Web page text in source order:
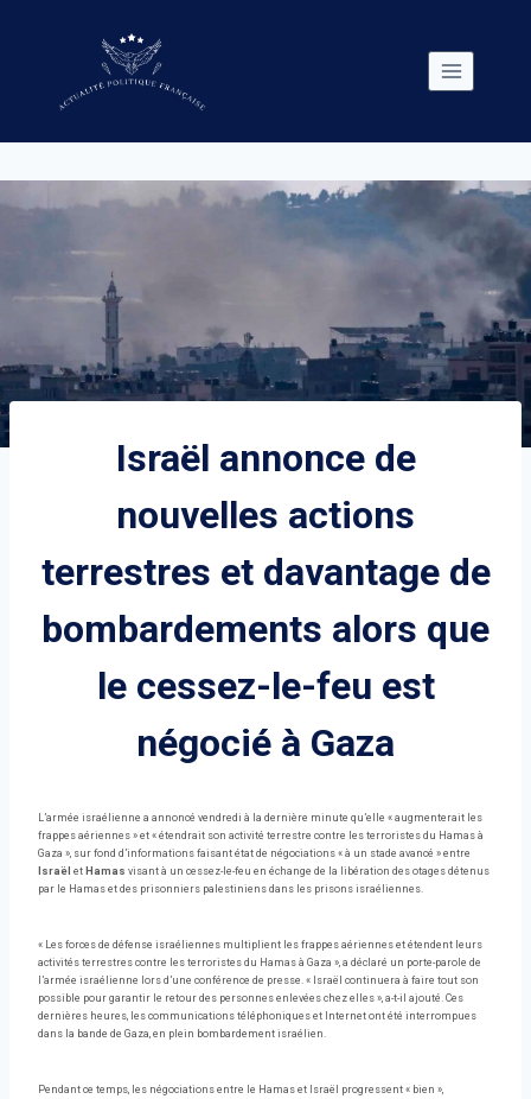
Israël annonce de
nouvelles actions
terrestres et davantage de
bombardements alors que
le cessez-le-feu est
négocié à Gaza
L’armée israélienne a annoncé vendredi à la dernière minute qu’elle « augmenterait les
frappes aériennes » et « étendrait son activité terrestre contre les terroristes du Hamas à
Gaza », sur fond d’informations faisant état de négociations « à un stade avancé » entre
Israël et Hamas visant à un cessez-le-feu en échange de la libération des otages détenus
par le Hamas et des prisonniers palestiniens dans les prisons israéliennes.
« Les forces de défense israéliennes multiplient les frappes aériennes et étendent leurs
activités terrestres contre les terroristes du Hamas à Gaza », a déclaré un porte-parole de
l’armée israélienne lors d’une conférence de presse. « Israël continuera à faire tout son
possible pour garantir le retour des personnes enlevées chez elles », a-t-il ajouté. Ces
dernières heures, les communications téléphoniques et Internet ont été interrompues
dans la bande de Gaza, en plein bombardement israélien.
Pendant ce temps, les négociations entre le Hamas et Israël progressent « bien »,